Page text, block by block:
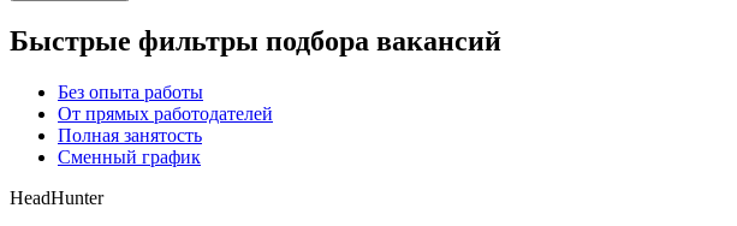
Быстрые фильтры подбора вакансий
Без опыта работы
От прямых работодателей
Полная занятость
Сменный график
HeadHunter